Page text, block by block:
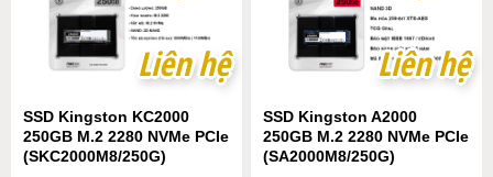
Liên hệ
Liên hệ
SSD Kingston KC2000
250GB M.2 2280 NVMe PCIe
(SKC2000M8/250G)
Liên hệ
Liên hệ
SSD Kingston A2000
250GB M.2 2280 NVMe PCIe
(SA2000M8/250G)